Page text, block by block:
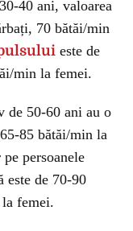
40 ani, valoarea
70 bătăi/min
este de
min la femei.
de 50-60 ani au o
85 bătăi/min la
persoanele
este de 70-90
femei.